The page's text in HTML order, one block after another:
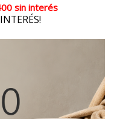
sin interés